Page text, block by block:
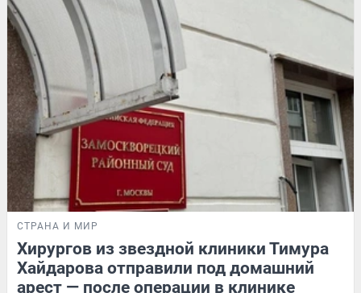
СТРАНА И МИР
Хирургов из звездной клиники Тимура
Хайдарова отправили под домашний
арест — после операции в клинике